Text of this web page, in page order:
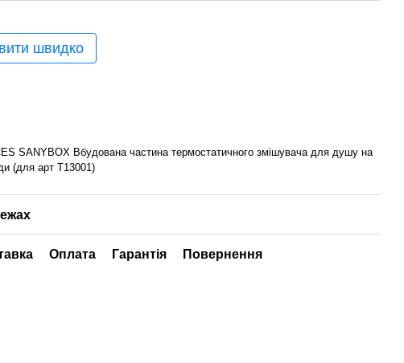
швидко
SANYBOX Вбудована частина термостатичного змiшувача для душу на
(для арт T13001)
Оплата Гарантія Повернення